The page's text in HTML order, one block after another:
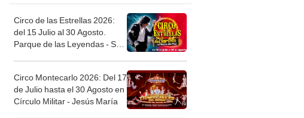
Circo de las Estrellas 2026:
del 15 Julio al 30 Agosto.
Parque de las Leyendas - San
Circo Montecarlo 2026: Del 17
de Julio hasta el 30 Agosto en
Círculo Militar - Jesús María